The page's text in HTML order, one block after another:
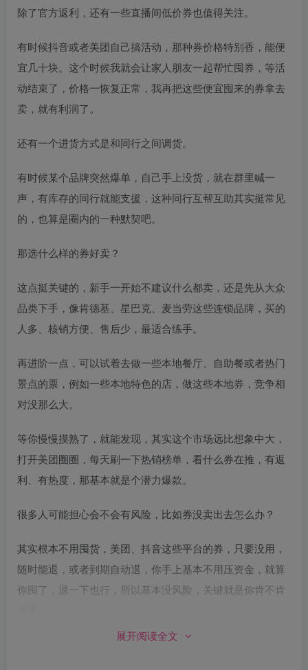
除了官方返利，还有一些直播间低价券也值得关注。
有时候抖音或者美团自己搞活动，那种券价格特别香，能便
宜几十块。这个时候我就会让家人朋友一起帮忙囤券，等活
动结束了，价格一恢复正常，我再把这些便宜囤来的券拿去
卖，就有利润了。
还有一个进货方式是和同行之间调货。
有时候某个品牌突然爆单，自己手上没货，就在群里喊一
声，有库存的同行就能支援，这种同行互帮互助其实挺常见
的，也算是圈内的一种默契吧。
那选什么样的券好卖？
这点挺关键的，新手一开始不建议什么都卖，还是先从大众
品类下手，像肯德基、星巴克、麦当劳这些连锁品牌，买的
人多、核销方便、售后少，最适合练手。
再进阶一点，可以试着去做一些本地餐厅、自助餐或者热门
景点的票，例如一些本地特色的店，做这些本地券，竞争相
对没那么大。
等你慢慢摸熟了，就能发现，其实这个市场远比想象中大，
打开美团圈圈，每天刷一下热销榜单，看什么券在推，有返
利、有热度，那基本就是个潜力爆款。
很多人可能担心会不会有风险，比如券没卖出去怎么办？
其实根本不用囤货，美团、抖音这些平台的券，只要没用，
随时能退，或者到期自动退，你手上基本不用压资金，就算
你囤了，退一下也行，所以基本没风险，关键就是你肯不肯
至于收益，其实就看你怎么操作了。
展开阅读全文